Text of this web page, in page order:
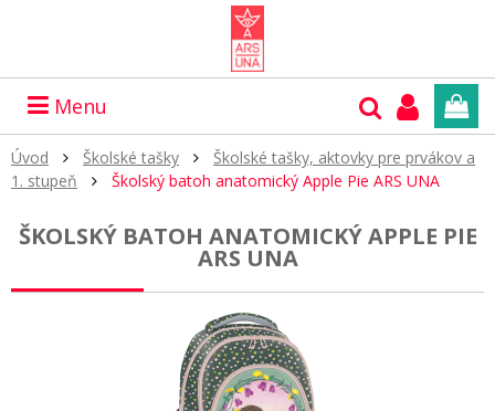
Menu
Úvod Školské tašky
Školské tašky, aktovky pre prvákov a
1. stupeň
Školský batoh anatomický Apple Pie ARS UNA
ŠKOLSKÝ BATOH ANATOMICKÝ APPLE PIE
ARS UNA